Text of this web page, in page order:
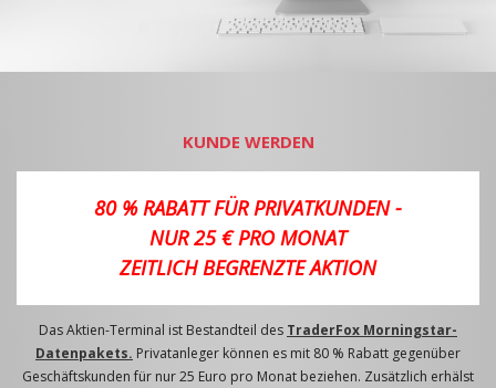
KUNDE WERDEN
80 % RABATT FÜR PRIVATKUNDEN -
NUR 25 € PRO MONAT
ZEITLICH BEGRENZTE AKTION
Das Aktien-Terminal ist Bestandteil des TraderFox Morningstar-
Datenpakets. Privatanleger können es mit 80 % Rabatt gegenüber
Geschäftskunden für nur 25 Euro pro Monat beziehen. Zusätzlich erhälst